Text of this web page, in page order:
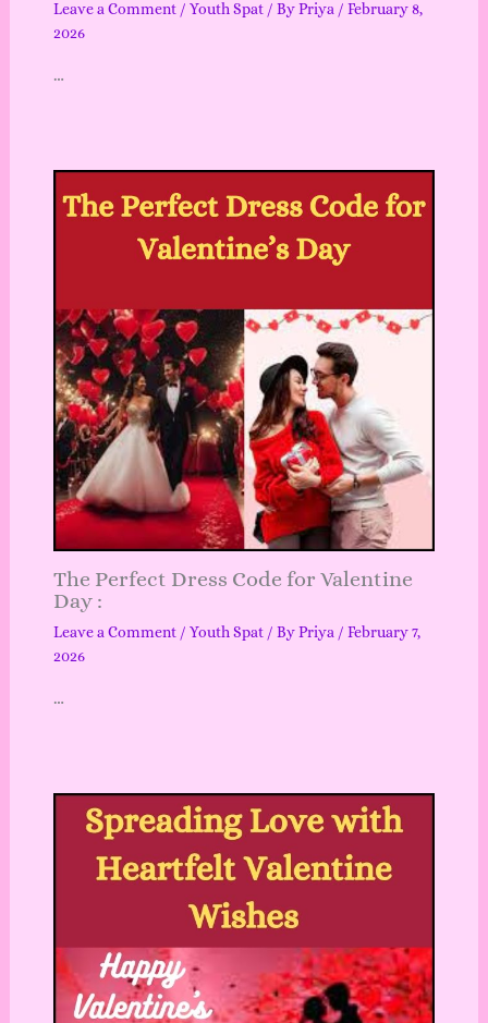
Leave a Comment / Youth Spat/ ByPriya / February 8,
2026
…
The Perfect Dress Code for Valentine
Day :
Leave a Comment / Youth Spat/ ByPriya / February 7,
2026
…